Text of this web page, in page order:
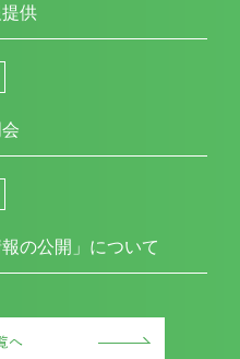
供
の公開」について